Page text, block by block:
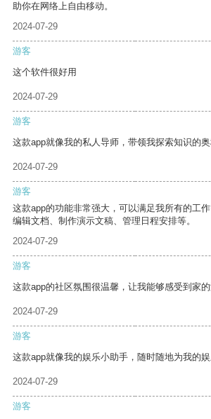
助你在网络上自由移动。
2024-07-29
游客
这个软件很好用
2024-07-29
游客
这款app就像我的私人导师，带领我探索知识的奥
2024-07-29
游客
这款app的功能非常强大，可以满足我所有的工
编辑文档、制作演示文稿、管理日程安排等。
2024-07-29
游客
这款app的社区氛围很温馨，让我能够感受到家的
2024-07-29
游客
这款app就像我的娱乐小助手，随时随地为我的娱
2024-07-29
游客